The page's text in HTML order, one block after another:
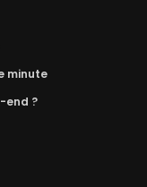
minute
end ?